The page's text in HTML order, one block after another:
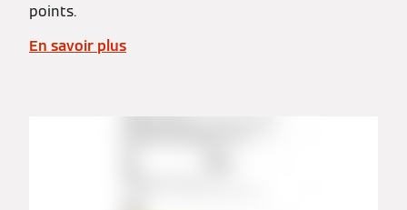
points.
En savoir plus